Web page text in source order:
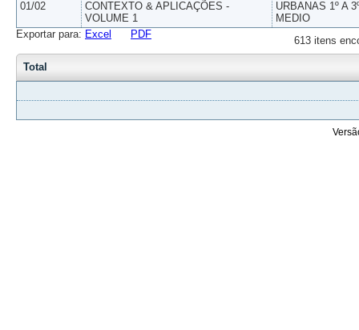
01/02
CONTEXTO & APLICAÇÕES -
VOLUME 1
URBANAS 1º A
MEDIO
613 itens
Exportar para: Excel PDF
Total